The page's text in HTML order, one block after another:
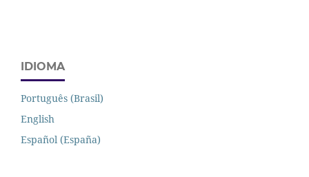
IDIOMA
Português (Brasil)
English
Español (España)